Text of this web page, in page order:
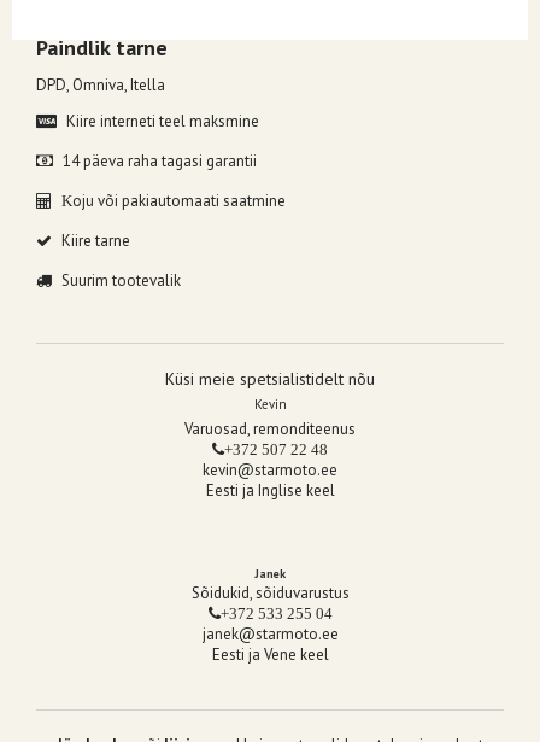
Paindlik tarne
DPD, Omniva, Itella
Kiire interneti teel maksmine
14 päeva raha tagasi garantii
Koju või pakiautomaati saatmine
Kiire tarne
Suurim tootevalik
Küsi meie spetsialistidelt nõu
Kevin
Varuosad, remonditeenus
+372 507 22 48
kevin@starmoto.ee
Eesti ja Inglise keel
Janek
Sõidukid, sõiduvarustus
+372 533 255 04
janek@starmoto.ee
Eesti ja Vene keel